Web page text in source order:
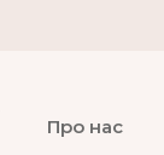
Про нас